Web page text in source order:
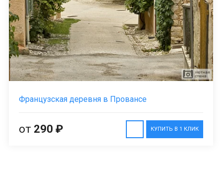
Французская деревня в Провансе
КУПИТЬ В 1 КЛИК
от 290 ₽